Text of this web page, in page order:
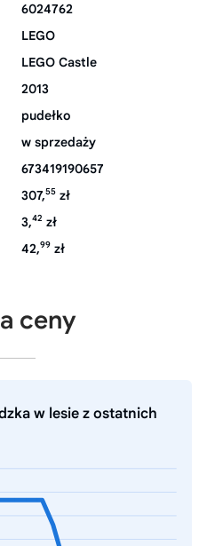
6024762
LEGO
LEGO Castle
2013
pudełko
w sprzedaży
673419190657
307,55 zł
3,42 zł
42,99 zł
ceny
w lesie z ostatnich